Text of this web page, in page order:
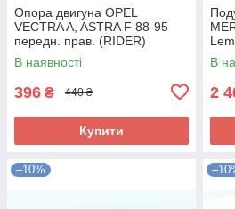
Опора двигуна OPEL
VECTRA A, ASTRA F 88-95
передн. прав. (RIDER)
RD.3438325348 UA58
В наявності
396 ₴ 440 ₴
Купити
В
2
–10%